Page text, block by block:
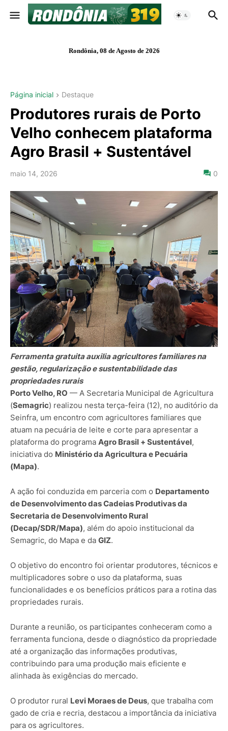
Rondônia, 08 de Agosto de 2026
Página inicial Destaque
Produtores rurais de Porto
Velho conhecem plataforma
Agro Brasil + Sustentável
maio 14, 2026 0
Ferramenta gratuita auxilia agricultores familiares na
gestão, regularização e sustentabilidade das
propriedades rurais
Porto Velho, RO — A Secretaria Municipal de Agricultura
(Semagric) realizou nesta terça-feira (12), no auditório da
Seinfra, um encontro com agricultores familiares que
atuam na pecuária de leite e corte para apresentar a
plataforma do programa Agro Brasil + Sustentável,
iniciativa do Ministério da Agricultura e Pecuária
(Mapa).
A ação foi conduzida em parceria com o Departamento
de Desenvolvimento das Cadeias Produtivas da
Secretaria de Desenvolvimento Rural
(Decap/SDR/Mapa), além do apoio institucional da
Semagric, do Mapa e da GIZ.
O objetivo do encontro foi orientar produtores, técnicos e
multiplicadores sobre o uso da plataforma, suas
funcionalidades e os benefícios práticos para a rotina das
propriedades rurais.
Durante a reunião, os participantes conheceram como a
ferramenta funciona, desde o diagnóstico da propriedade
até a organização das informações produtivas,
contribuindo para uma produção mais eficiente e
alinhada às exigências do mercado.
O produtor rural Levi Moraes de Deus, que trabalha com
gado de cria e recria, destacou a importância da iniciativa
para os agricultores.